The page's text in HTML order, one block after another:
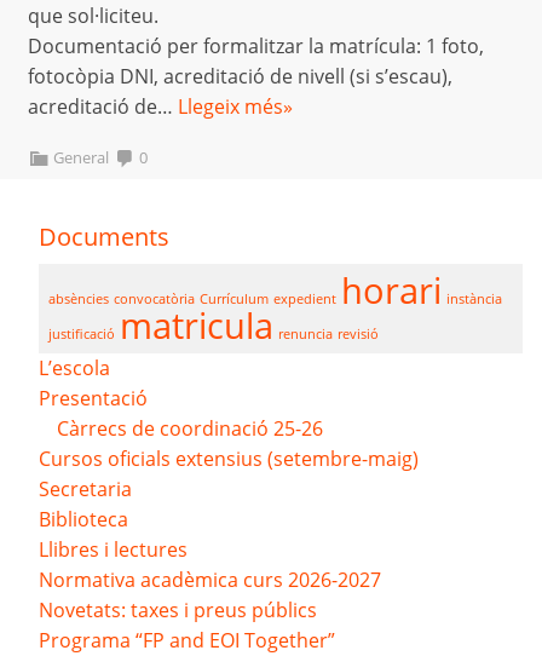
que sol·liciteu.
Documentació per formalitzar la matrícula: 1 foto,
fotocòpia DNI, acreditació de nivell (si s’escau),
acreditació de… Llegeix més»
General 0
Documents
absències convocatòria Currículum expedient horari instància
justificació matricula renuncia revisió
L’escola
Presentació
Càrrecs de coordinació 25-26
Cursos oficials extensius (setembre-maig)
Secretaria
Biblioteca
Llibres i lectures
Normativa acadèmica curs 2026-2027
Novetats: taxes i preus públics
Programa “FP and EOI Together”